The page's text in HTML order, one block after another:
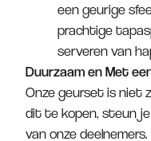
een geurige
prachtige
serveren van
Duurzaam en Met
Onze geurset is niet
dit te kopen, steun
van onze